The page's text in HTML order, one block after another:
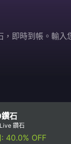
即時到帳。輸
石
鑽石
40.0% OFF